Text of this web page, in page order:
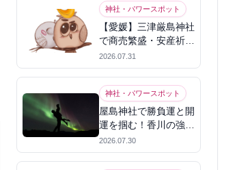
神社・パワースポット
【愛媛】三津厳島神社
で商売繁盛・安産祈
願！宗像三女神のパワ
ーを授かる
2026.07.31
神社・パワースポット
屋島神社で勝負運と開
運を掴む！香川の強力
パワースポット
2026.07.30